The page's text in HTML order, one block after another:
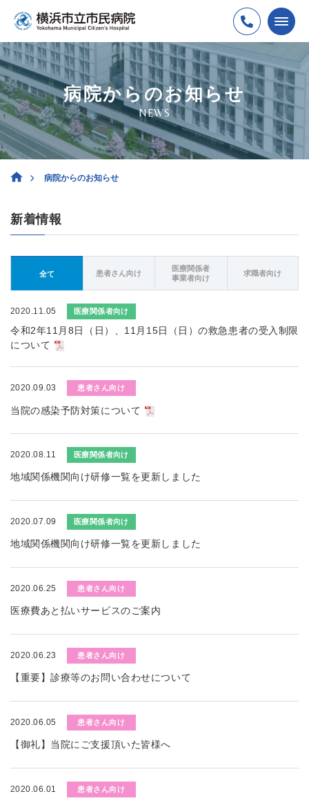
病院からのお知らせ
NEWS
病院からのお知らせ
新着情報
全て 患者さん向け
医療関係者
事業者向け
求職者向け
2020.11.05 医療関係者向け
令和2年11月8日（日）、11月15日（日）の救急患者の受入制限
について
2020.09.03 患者さん向け
当院の感染予防対策について
2020.08.11 医療関係者向け
地域関係機関向け研修一覧を更新しました
2020.07.09 医療関係者向け
地域関係機関向け研修一覧を更新しました
2020.06.25 患者さん向け
医療費あと払いサービスのご案内
2020.06.23 患者さん向け
【重要】診療等のお問い合わせについて
2020.06.05 患者さん向け
【御礼】当院にご支援頂いた皆様へ
2020.06.01 患者さん向け